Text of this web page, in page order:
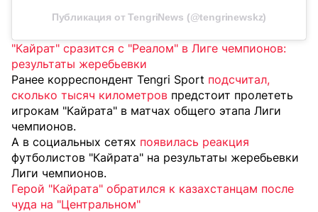
Публикация от TengriNews (@tengrinewskz)
"Кайрат" сразится с "Реалом" в Лиге чемпионов:
результаты жеребьевки
Ранее корреспондент Tengri Sport подсчитал,
сколько тысяч километров предстоит пролететь
игрокам "Кайрата" в матчах общего этапа Лиги
чемпионов.
А в социальных сетях появилась реакция
футболистов "Кайрата" на результаты жеребьевки
Лиги чемпионов.
Герой "Кайрата" обратился к казахстанцам после
чуда на "Центральном"